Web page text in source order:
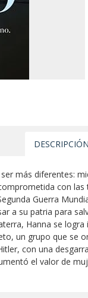
DESCRIPCIÓN
más diferentes:
con
Guerra
a su patria para
Hanna se
un grupo que se
con una
el valor de